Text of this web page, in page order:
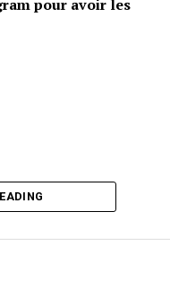
pour avoir les